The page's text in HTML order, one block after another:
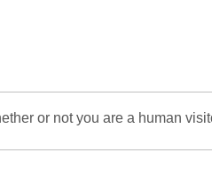
or not you are a human